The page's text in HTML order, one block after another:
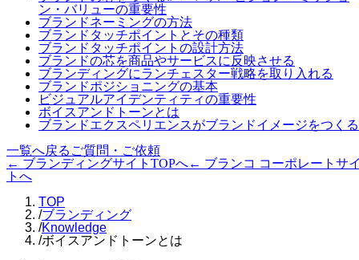
ン・バリューの重要性
ブランドネーミングの方法
ブランドタッチポイントとその種類
ブランドタッチポイントの設計方法
ブランドの芯を商品やサービスに反映させる
ブランディングにランチェスター戦略を取り入れる
ブランドポジショニングの基本
ビジュアルアイデンティティの重要性
ボイスアンドトーンとは
ブランドエクスペリエンスがブランドイメージをつくる
一覧へ戻る ご質問・ご依頼
← ブランディングサイトTOPへ← ブランコ コーポレートサ
トへ
TOP
/ブランディング
/Knowledge
/ボイスアンドトーンとは